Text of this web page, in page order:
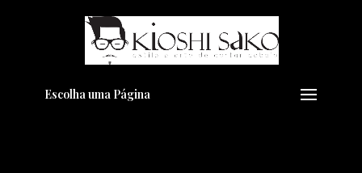
Escolha uma Página
Pensando em transformar seu
Visual??